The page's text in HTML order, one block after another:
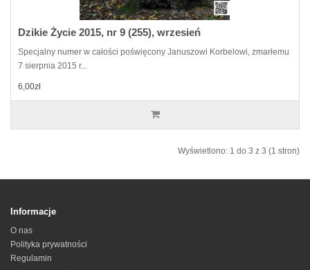
Dzikie Życie 2015, nr 9 (255), wrzesień
Specjalny numer w całości poświęcony Januszowi Korbelowi, zmarłemu
7 sierpnia 2015 r...
6,00zł
Wyświetlono: 1 do 3 z 3 (1 stron)
Informacje
O nas
Polityka prywatności
Regulamin